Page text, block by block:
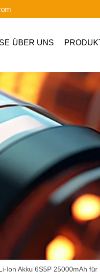
ÜBER UNS
Ion Akku 6S5P 25000mAh für